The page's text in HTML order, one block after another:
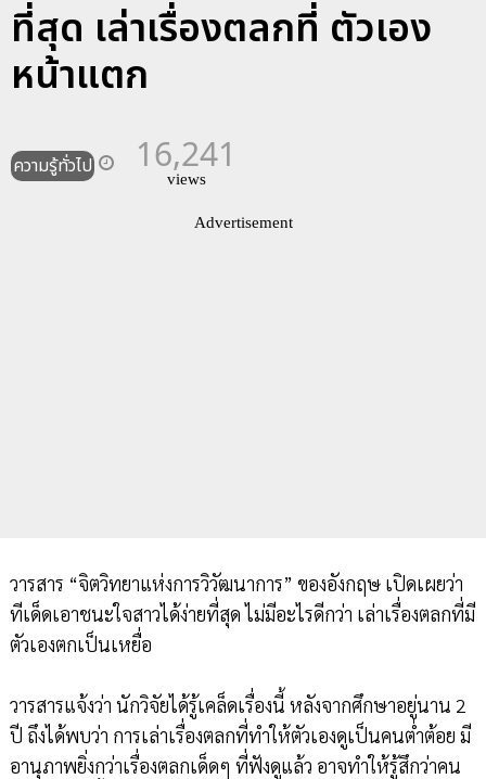
ที่สุด เล่าเรื่องตลกที่ ตัวเอง
หน้าแตก
ความรู้ทั่วไป 16,241
views
Advertisement
วารสาร “จิตวิทยาแห่งการวิวัฒนาการ” ของอังกฤษ เปิดเผยว่า
ทีเด็ดเอาชนะใจสาวได้ง่ายที่สุด ไม่มีอะไรดีกว่า เล่าเรื่องตลกที่มี
ตัวเองตกเป็นเหยื่อ
วารสารแจ้งว่า นักวิจัยได้รู้เคล็ดเรื่องนี้ หลังจากศึกษาอยู่นาน 2
ปี ถึงได้พบว่า การเล่าเรื่องตลกที่ทำให้ตัวเองดูเป็นคนต่ำต้อย มี
อานุภาพยิ่งกว่าเรื่องตลกเด็ดๆ ที่ฟังดูแล้ว อาจทำให้รู้สึกว่าคน